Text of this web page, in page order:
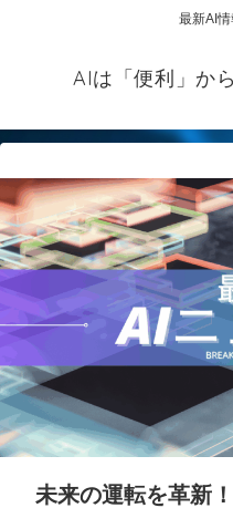
最新AI
AIは「便利」か
未来の運転を革新